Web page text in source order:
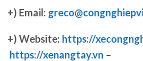
+) Email:
+) Website: https://
https://xenangtay.vn –